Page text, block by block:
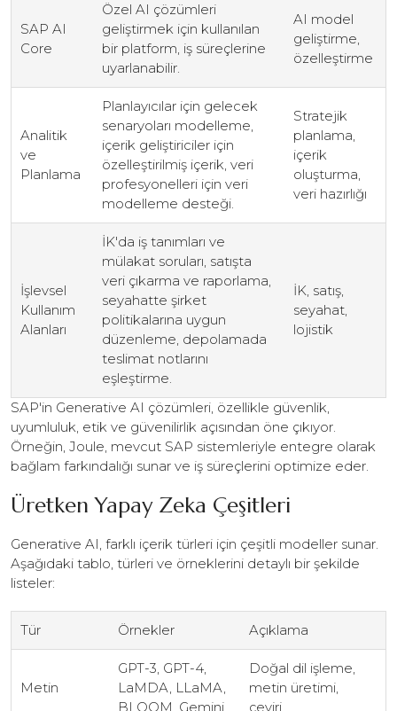
SAP AI
Core
Özel AI çözümleri
geliştirmek için kullanılan
bir platform, iş süreçlerine
uyarlanabilir.
AI model
geliştirme,
özelleştirme
Analitik
ve
Planlama
Planlayıcılar için gelecek
senaryoları modelleme,
içerik geliştiriciler için
özelleştirilmiş içerik, veri
profesyonelleri için veri
modelleme desteği.
Stratejik
planlama,
içerik
oluşturma,
veri hazırlığı
İşlevsel
Kullanım
Alanları
İK'da iş tanımları ve
mülakat soruları, satışta
veri çıkarma ve raporlama,
seyahatte şirket
politikalarına uygun
düzenleme, depolamada
teslimat notlarını
eşleştirme.
İK, satış,
seyahat,
lojistik
SAP'in Generative AI çözümleri, özellikle güvenlik,
uyumluluk, etik ve güvenilirlik açısından öne çıkıyor.
Örneğin, Joule, mevcut SAP sistemleriyle entegre olarak
bağlam farkındalığı sunar ve iş süreçlerini optimize eder.
Üretken Yapay Zeka Çeşitleri
Generative AI, farklı içerik türleri için çeşitli modeller sunar.
Aşağıdaki tablo, türleri ve örneklerini detaylı bir şekilde
listeler:
Tür Örnekler Açıklama
Metin
GPT-3, GPT-4,
LaMDA, LLaMA,
BLOOM, Gemini
Doğal dil işleme,
metin üretimi,
çeviri